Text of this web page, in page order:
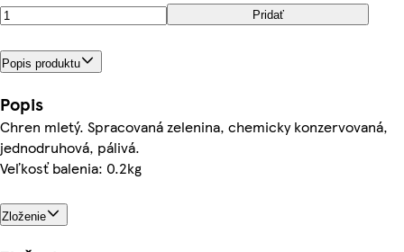
Pridať
Popis produktu
Popis
Chren mletý. Spracovaná zelenina, chemicky konzervovaná,
jednodruhová, pálivá.
Veľkosť balenia: 0.2kg
Zloženie